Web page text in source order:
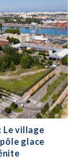
Le village
glace